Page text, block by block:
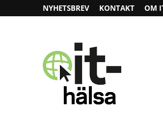
NYHETSBREV KONTAKT OM